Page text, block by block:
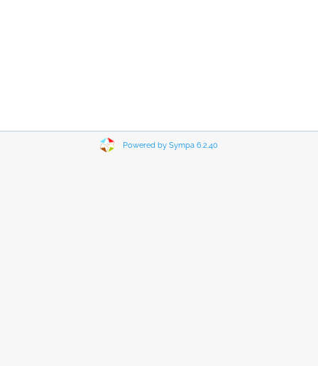
Powered by Sympa 6.2.40